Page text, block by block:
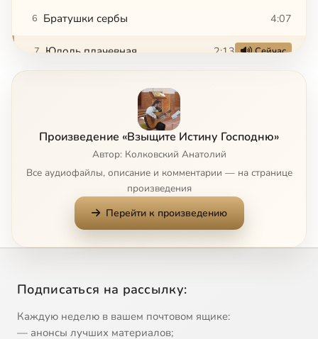
6 Братушки сербы 4:07
7 Юдоль плачевная 2:13 Сейчас
Государь-император
Художник
Рано каркаеши, ворон 1:29
Пробудись, народ, от дурного сна
13 Не отступись, Россиюшка, от Бога 3:38
15
Произведение «Взыщите Истину Господню»
Автор: Колковский Анатолий
Все аудиофайлы, описание и комментарии — на странице
произведения
Перейти к произведению
Подписаться на рассылку:
Каждую неделю в вашем почтовом ящике:
— анонсы лучших материалов;